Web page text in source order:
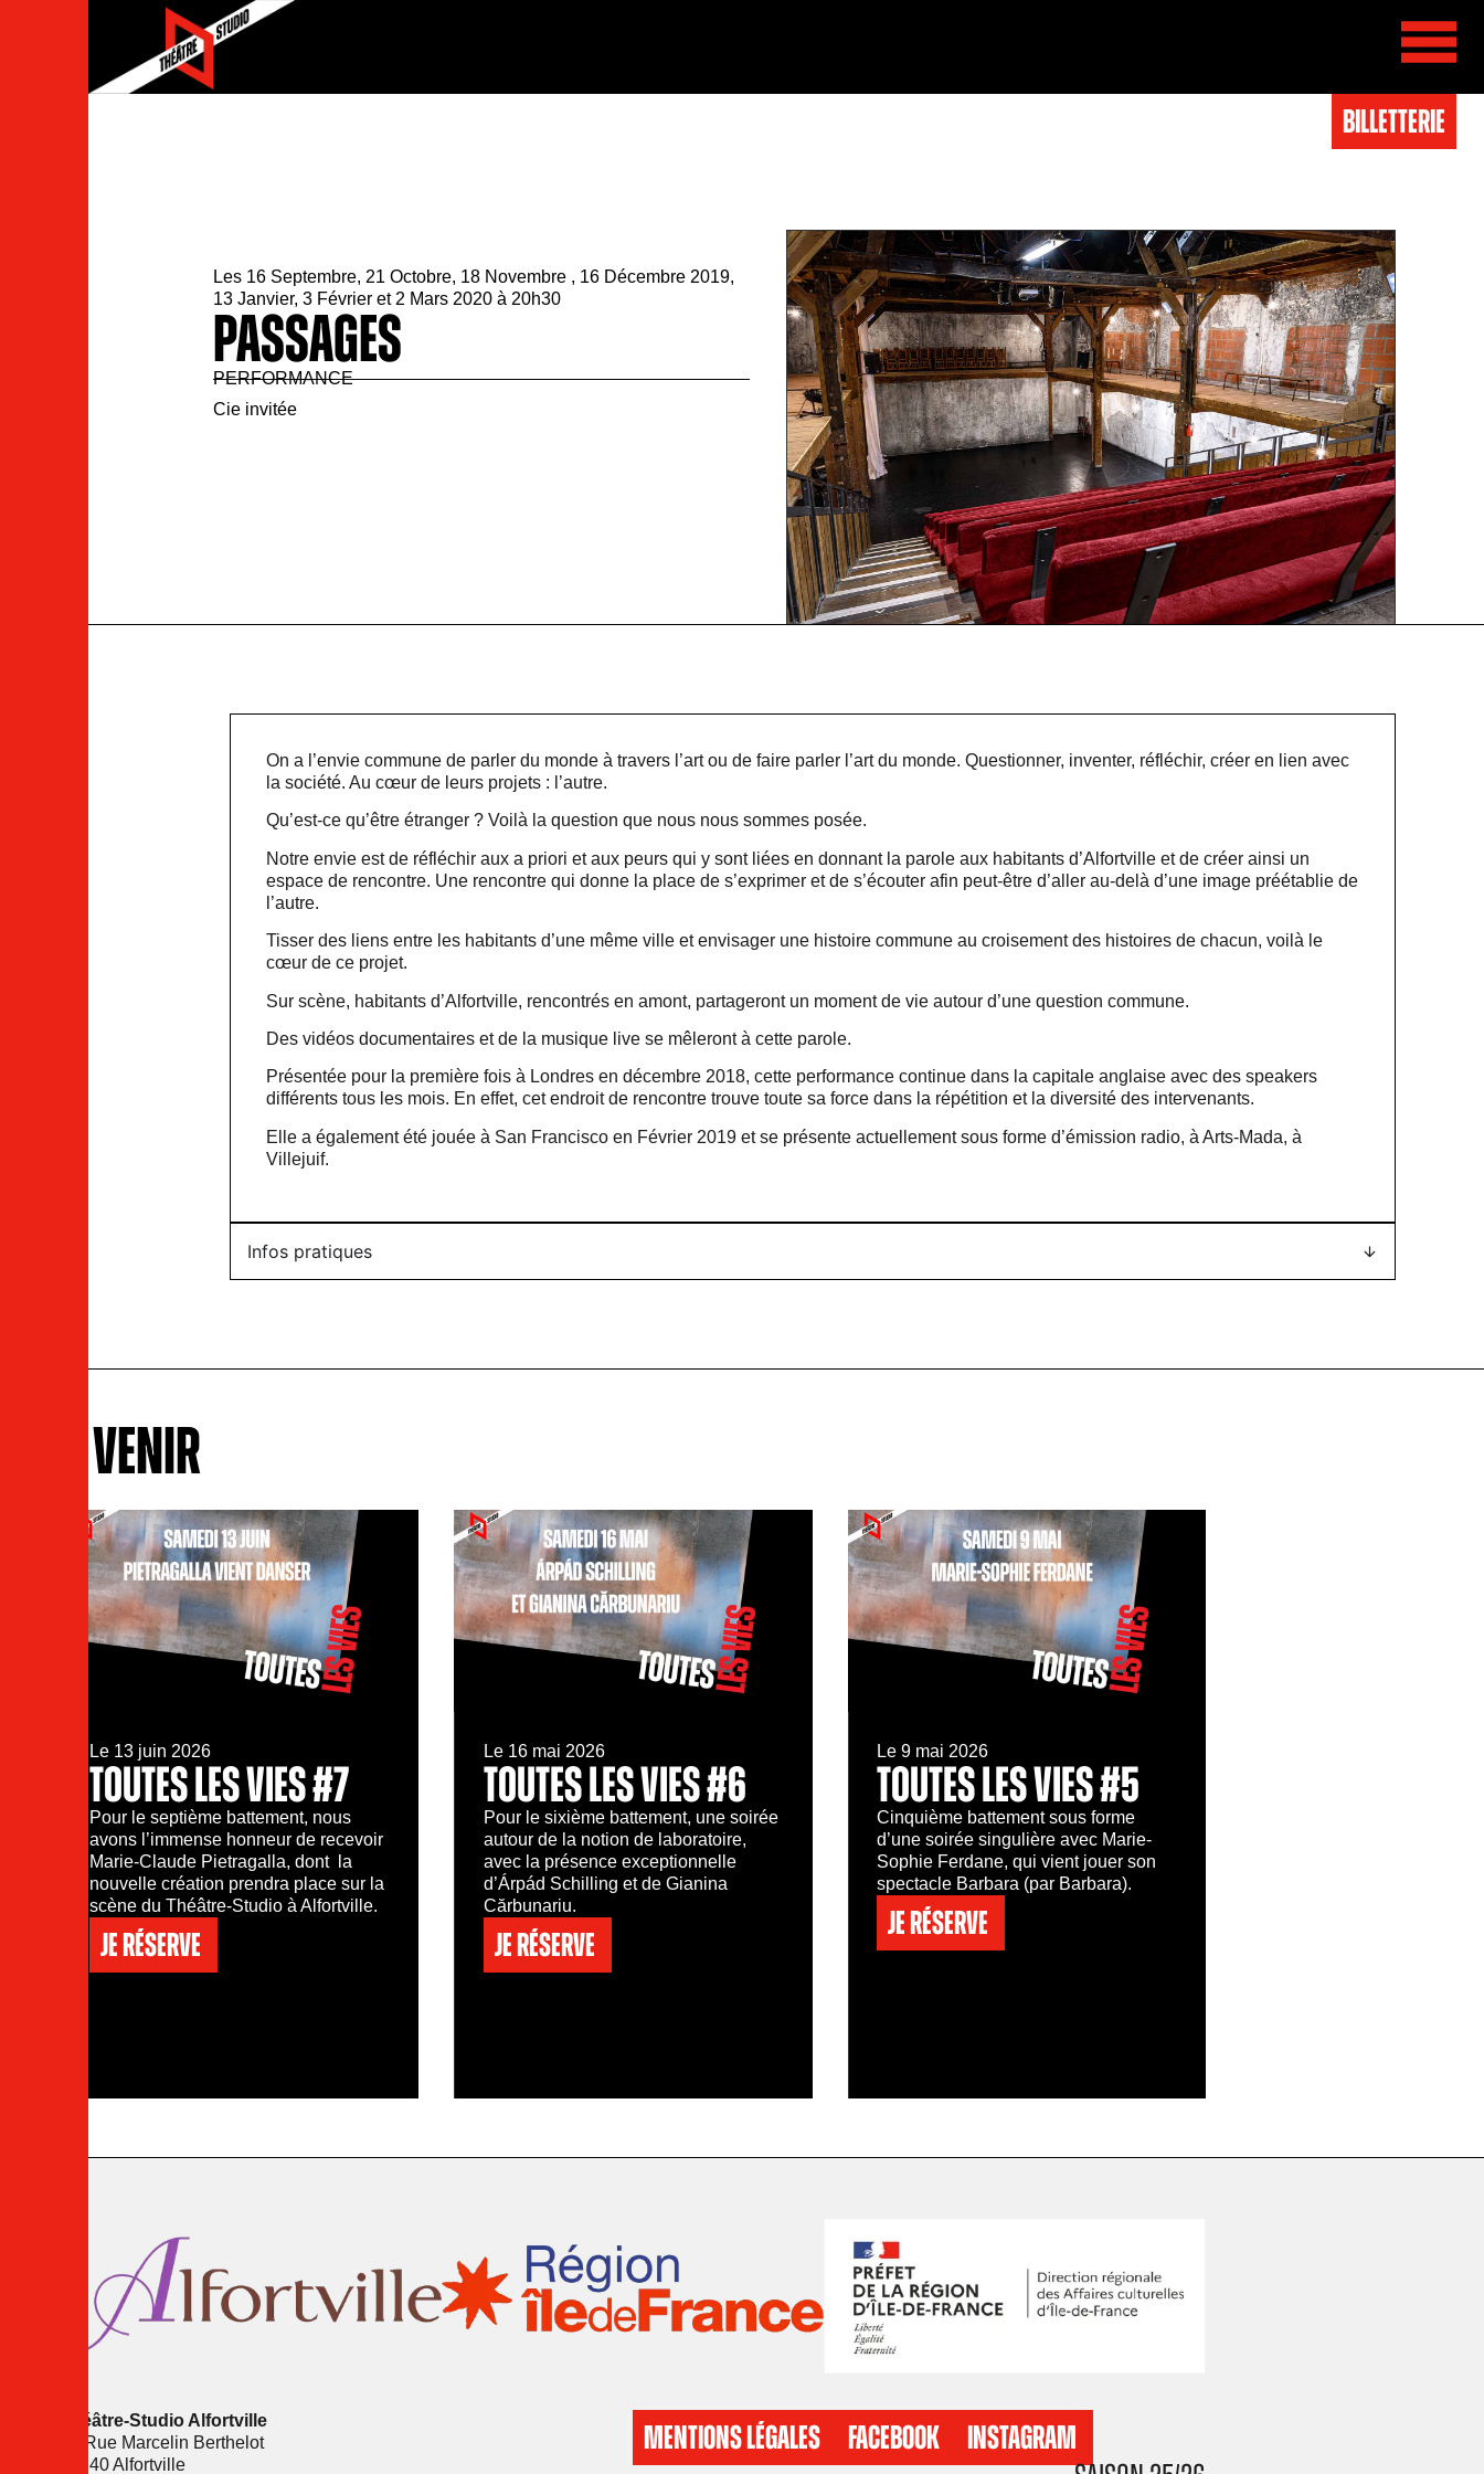
BIlletterie
Les 16 Septembre, 21 Octobre, 18 Novembre , 16 Décembre 2019,
13 Janvier, 3 Février et 2 Mars 2020 à 20h30
PASSAGES
PERFORMANCE
Cie invitée
On a l’envie commune de parler du monde à travers l’art ou de faire parler l’art du monde. Questionner, inventer, réfléchir, créer en lien avec
la société. Au cœur de leurs projets : l’autre.
Qu’est-ce qu’être étranger ? Voilà la question que nous nous sommes posée.
Notre envie est de réfléchir aux a priori et aux peurs qui y sont liées en donnant la parole aux habitants d’Alfortville et de créer ainsi un
espace de rencontre. Une rencontre qui donne la place de s’exprimer et de s’écouter afin peut-être d’aller au-delà d’une image préétablie de
l’autre.
Tisser des liens entre les habitants d’une même ville et envisager une histoire commune au croisement des histoires de chacun, voilà le
cœur de ce projet.
Sur scène, habitants d’Alfortville, rencontrés en amont, partageront un moment de vie autour d’une question commune.
Des vidéos documentaires et de la musique live se mêleront à cette parole.
Présentée pour la première fois à Londres en décembre 2018, cette performance continue dans la capitale anglaise avec des speakers
différents tous les mois. En effet, cet endroit de rencontre trouve toute sa force dans la répétition et la diversité des intervenants.
Elle a également été jouée à San Francisco en Février 2019 et se présente actuellement sous forme d’émission radio, à Arts-Mada, à
Villejuif.
Infos pratiques
À VENIR
Le 13 juin 2026
TOUTES LES VIES #7
Pour le septième battement, nous
avons l’immense honneur de recevoir
Marie-Claude Pietragalla, dont la
nouvelle création prendra place sur la
scène du Théâtre-Studio à Alfortville.
Je réserve
Le 16 mai 2026
TOUTES LES VIES #6
Pour le sixième battement, une soirée
autour de la notion de laboratoire,
avec la présence exceptionnelle
d’Árpád Schilling et de Gianina
Cărbunariu.
Je réserve
Le 9 mai 2026
TOUTES LES VIES #5
Cinquième battement sous forme
d’une soirée singulière avec Marie-
Sophie Ferdane, qui vient jouer son
spectacle Barbara (par Barbara).
Je réserve
Théâtre-Studio Alfortville
16 Rue Marcelin Berthelot
94140 Alfortville
MENTIONS LÉGALES FACEBOOK
INSTAGRAM